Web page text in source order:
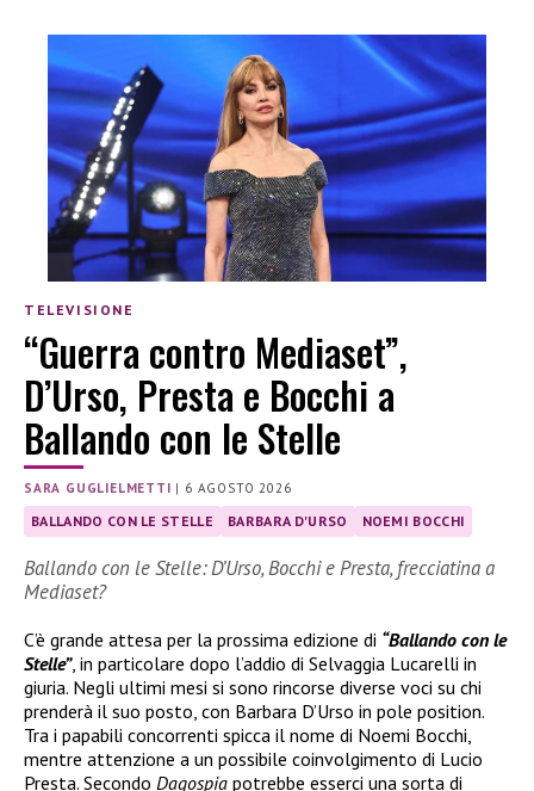
TELEVISIONE
“Guerra contro Mediaset”,
D’Urso, Presta e Bocchi a
Ballando con le Stelle
SARA GUGLIELMETTI | 6 AGOSTO 2026
BALLANDO CON LE STELLE BARBARA D'URSO NOEMI BOCCHI
Ballando con le Stelle: D’Urso, Bocchi e Presta, frecciatina a
Mediaset?
C’è grande attesa per la prossima edizione di “Ballando con le
Stelle”, in particolare dopo l’addio di Selvaggia Lucarelli in
giuria. Negli ultimi mesi si sono rincorse diverse voci su chi
prenderà il suo posto, con Barbara D’Urso in pole position.
Tra i papabili concorrenti spicca il nome di Noemi Bocchi,
mentre attenzione a un possibile coinvolgimento di Lucio
Presta. Secondo Dagospia potrebbe esserci una sorta di